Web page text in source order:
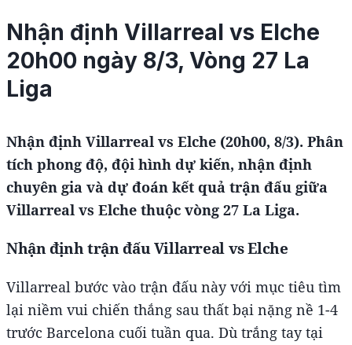
Nhận định Villarreal vs Elche
20h00 ngày 8/3, Vòng 27 La
Liga
Nhận định Villarreal vs Elche (20h00, 8/3). Phân
tích phong độ, đội hình dự kiến, nhận định
chuyên gia và dự đoán kết quả trận đấu giữa
Villarreal vs Elche thuộc vòng 27 La Liga.
Nhận định trận đấu Villarreal vs Elche
Villarreal bước vào trận đấu này với mục tiêu tìm
lại niềm vui chiến thắng sau thất bại nặng nề 1-4
trước Barcelona cuối tuần qua. Dù trắng tay tại